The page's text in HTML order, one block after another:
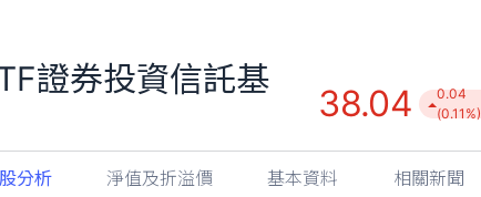
證券投資信託基
38.04
0.04
(0.11%)
分析 淨值及折溢價 基本資料 相關新聞